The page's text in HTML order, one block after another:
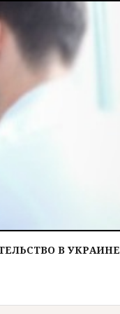
В УКРАИНЕ